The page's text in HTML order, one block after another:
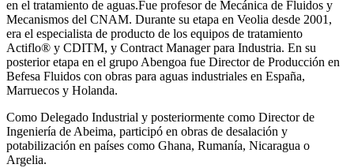
en el tratamiento de aguas.Fue profesor de Mecánica de Fluidos y
Mecanismos del CNAM. Durante su etapa en Veolia desde 2001,
era el especialista de producto de los equipos de tratamiento
Actiflo® y CDITM, y Contract Manager para Industria. En su
posterior etapa en el grupo Abengoa fue Director de Producción en
Befesa Fluidos con obras para aguas industriales en España,
Marruecos y Holanda.
Como Delegado Industrial y posteriormente como Director de
Ingeniería de Abeima, participó en obras de desalación y
potabilización en países como Ghana, Rumanía, Nicaragua o
Argelia.